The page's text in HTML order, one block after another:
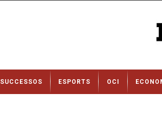
SUCCESSOS ESPORTS OCI